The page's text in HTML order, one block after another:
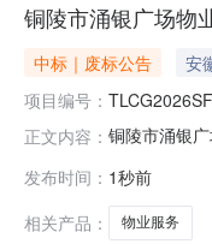
铜陵市涌银广场物
中标｜废标公告
安
项目编号：
正文内容： 铜陵市涌银
城办事处地
1875622044
发布时间： 1秒前
相关产品：
物业服务